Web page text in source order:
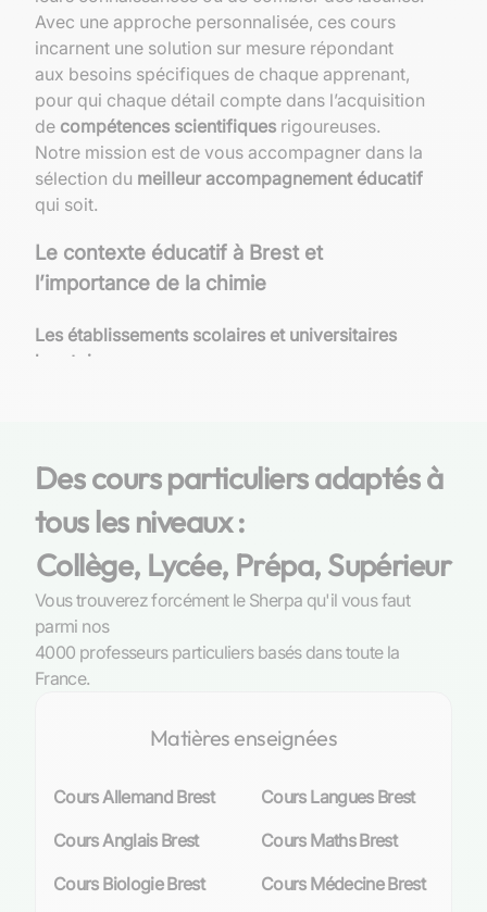
Avec une approche personnalisée, ces cours
incarnent une solution sur mesure répondant
aux besoins spécifiques de chaque apprenant,
pour qui chaque détail compte dans l’acquisition
de compétences scientifiques rigoureuses.
Notre mission est de vous accompagner dans la
sélection du meilleur accompagnement éducatif
qui soit.
Le contexte éducatif à Brest et
l’importance de la chimie
Les établissements scolaires et universitaires
brestois
prestigieuses, l’éducation scientifique occupe
une place prépondérante. Les établissements
d’enseignement secondaire offrent un cadre
propice à l’apprentissage des disciplines
fondamentales, parmi lesquelles la chimie se
distingue. L’Université de Bretagne Occidentale
(UBO), ainsi que d’autres instituts supérieurs,
proposent des cursus variés allant de la licence
au doctorat en chimie. Ces formations sont
académique à Brest
La chimie est bien plus qu’une matière parmi
d’autres à Brest ; elle est une voie vers la
compréhension du monde qui nous entoure. Dès
Des cours particuliers adaptés à
tous les niveaux :
Collège, Lycée, Prépa, Supérieur
Vous trouverez forcément le Sherpa qu'il vous faut
parmi nos
4000 professeurs particuliers basés dans toute la
France.
Matières enseignées
Cours Allemand Brest
Cours Anglais Brest
Cours Biologie Brest
Cours Langues Brest
Cours Maths Brest
Cours Médecine Brest